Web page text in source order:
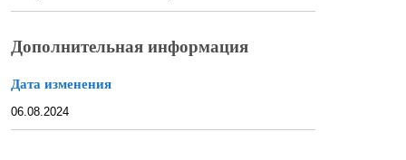
Дополнительная информация
Дата изменения
06.08.2024